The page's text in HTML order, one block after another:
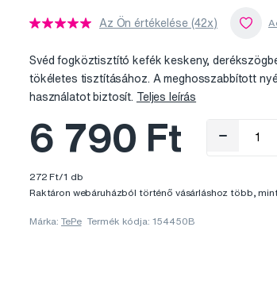
Az Ön értékelése (42x)
Svéd fogköztisztító kefék keskeny,
tökéletes tisztításához. A meghosszabbított
használatot biztosít. Teljes leírás
6 790 Ft
272 Ft/1 db
Raktáron webáruházból történő vásárláshoz több,
Márka:TePe Termék kódja: 154450B